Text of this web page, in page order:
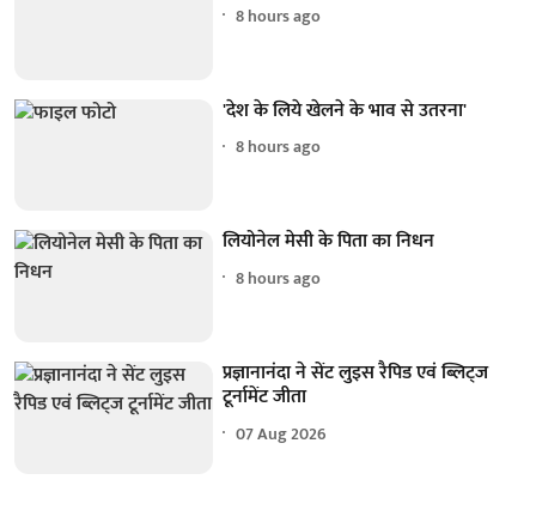
8 hours ago
'देश के लिये खेलने के भाव से उतरना'
8 hours ago
लियोनेल मेसी के पिता का निधन
8 hours ago
प्रज्ञानानंदा ने सेंट लुइस रैपिड एवं ब्लिट्ज
टूर्नामेंट जीता
07 Aug 2026